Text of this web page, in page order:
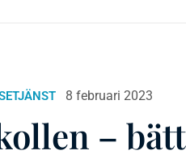
8 februari 2023
–